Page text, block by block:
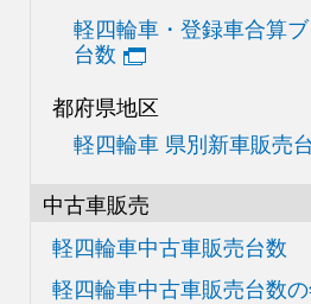
軽四輪車・登録車合算
台数
都府県地区
軽四輪車 県別新車販売
中古車販売
軽四輪車中古車販売台数
軽四輪車中古車販売台数の